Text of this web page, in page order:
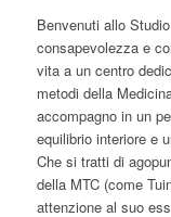
Benvenuti allo
consapevolezza e
vita a un centro
metodi della
accompagno in un
equilibrio interiore e
Che si tratti di
della MTC (come
attenzione al suo